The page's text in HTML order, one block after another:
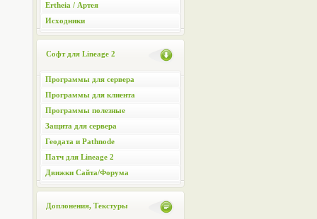
Ertheia / Артея
Исходники
Софт для Lineage 2
Программы для сервера
Программы для клиента
Программы полезные
Защита для сервера
Геодата и Pathnode
Патч для Lineage 2
Движки Сайта/Форума
Доплонения, Текстуры